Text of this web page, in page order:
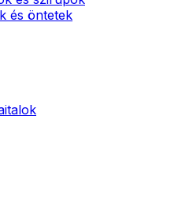
és öntetek